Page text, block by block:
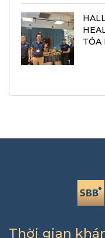
TỎA
Thời gian